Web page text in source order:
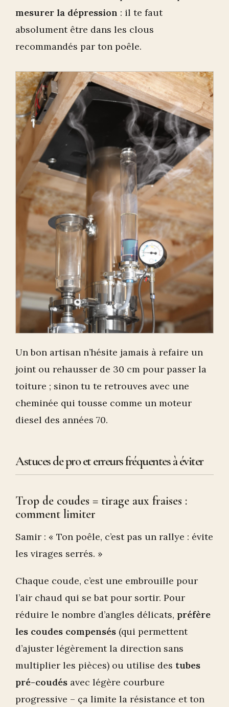
mesurer la dépression : il te faut
absolument être dans les clous
recommandés par ton poêle.
Un bon artisan n’hésite jamais à refaire un
joint ou rehausser de 30 cm pour passer la
toiture ; sinon tu te retrouves avec une
cheminée qui tousse comme un moteur
diesel des années 70.
Astuces de pro et erreurs fréquentes à éviter
Trop de coudes = tirage aux fraises :
comment limiter
Samir : « Ton poêle, c’est pas un rallye : évite
les virages serrés. »
Chaque coude, c’est une embrouille pour
l’air chaud qui se bat pour sortir. Pour
réduire le nombre d’angles délicats, préfère
les coudes compensés (qui permettent
d’ajuster légèrement la direction sans
multiplier les pièces) ou utilise des tubes
pré-coudés avec légère courbure
progressive – ça limite la résistance et ton